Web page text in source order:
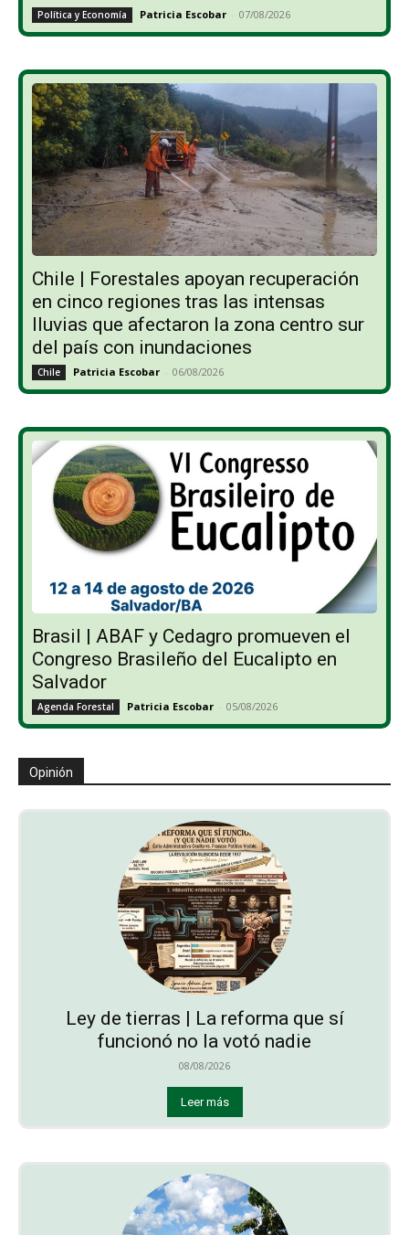
Política y Economía Patricia Escobar - 07/08/2026
Chile | Forestales apoyan recuperación
en cinco regiones tras las intensas
lluvias que afectaron la zona centro sur
del país con inundaciones
Chile Patricia Escobar - 06/08/2026
Brasil | ABAF y Cedagro promueven el
Congreso Brasileño del Eucalipto en
Salvador
Agenda Forestal Patricia Escobar - 05/08/2026
Opinión
Ley de tierras | La reforma que sí
funcionó no la votó nadie
08/08/2026
Leer más